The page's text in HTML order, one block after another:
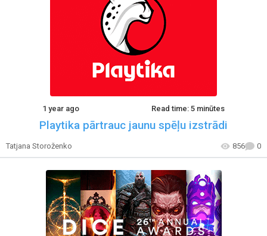
1 year ago Read time: 5 minūtes
Playtika pārtrauc jaunu spēļu izstrādi
Tatjana Storoženko 856 0